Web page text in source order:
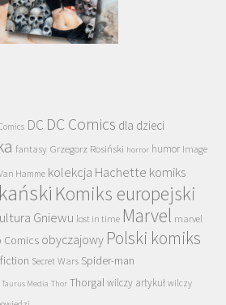
DC DC Comics dla dzieci
fantasy Grzegorz Rosiński horror humor Image
Hamme kolekcja Hachette komiks
Komiks europejski
Gniewu lost in time Marvel marvel
Comics obyczajowy Polski komiks
Secret Wars Spider-man
Taurus Media Thor Thorgalwilczy artykuł wilczy